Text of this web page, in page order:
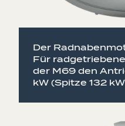
Der
Für
der M69 den
kW (Spitze 132